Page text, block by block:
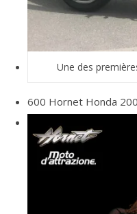
Une des
600 Hornet Honda